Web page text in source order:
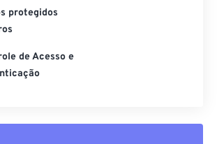
protegidos
de Acesso e